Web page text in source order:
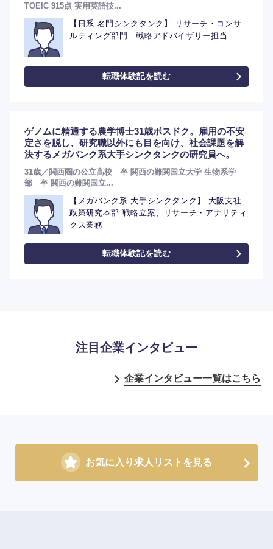
選択する
TOEIC 915点 実用英語技...
【日系 名門シンクタンク】 リサーチ・コンサ
ルティング部門 戦略アドバイザリー担当
転職体験記を読む
ゲノムに精通する農学博士31歳ポスドク。雇用の不安
定さを脱し、研究職以外にも目を向け、社会課題を解
決するメガバンク系大手シンクタンクの研究員へ。
31歳／関西圏の公立高校 卒 関西の難関国立大学 生物系学
部 卒 関西の難関国立...
【メガバンク系 大手シンクタンク】 大阪支社
政策研究本部 戦略立案、リサーチ・アナリティ
クス業務
転職体験記を読む
注目企業インタビュー
企業インタビュー一覧はこちら
お気に入り求人リストを見る